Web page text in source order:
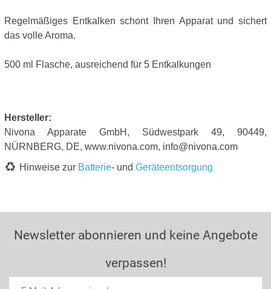
Regelmäßiges Entkalken schont Ihren Apparat und sichert
das volle Aroma.
500 ml Flasche, ausreichend für 5 Entkalkungen
Hersteller:
Nivona Apparate GmbH, Südwestpark 49, 90449,
NÜRNBERG, DE, www.nivona.com, info@nivona.com
Hinweise zur Batterie- und Geräteentsorgung
Newsletter abonnieren und keine Angebote
verpassen!